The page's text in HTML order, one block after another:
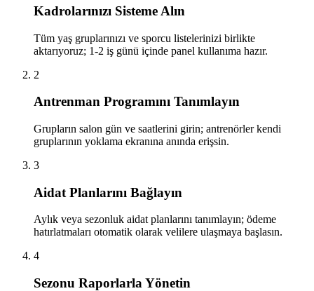
Kadrolarınızı Sisteme Alın
Tüm yaş gruplarınızı ve sporcu listelerinizi birlikte
aktarıyoruz; 1-2 iş günü içinde panel kullanıma hazır.
2
Antrenman Programını Tanımlayın
Grupların salon gün ve saatlerini girin; antrenörler kendi
gruplarının yoklama ekranına anında erişsin.
3
Aidat Planlarını Bağlayın
Aylık veya sezonluk aidat planlarını tanımlayın; ödeme
hatırlatmaları otomatik olarak velilere ulaşmaya başlasın.
4
Sezonu Raporlarla Yönetin